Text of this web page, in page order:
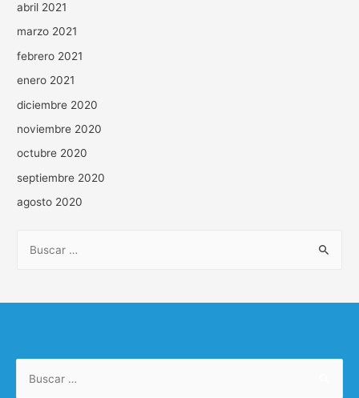
abril 2021
marzo 2021
febrero 2021
enero 2021
diciembre 2020
noviembre 2020
octubre 2020
septiembre 2020
agosto 2020